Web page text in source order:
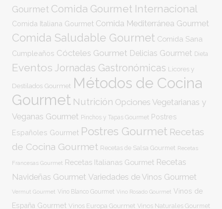
Gourmet Comida Gourmet Internacional
Comida Italiana Gourmet Comida Mediterránea Gourmet
Comida Saludable Gourmet Comida Sana
Cumpleaños Cócteles Gourmet Delicias Gourmet Dieta
Eventos Jornadas Gastronómicas Licores y
Destilados Gourmet Métodos de Cocina
Gourmet Nutrición Opciones Vegetarianas y
Veganas Gourmet Pinchos y Tapas Gourmet Postres
Españoles Gourmet Postres Gourmet Recetas
de Cocina Gourmet Recetas de Salsa Gourmet Recetas
Francesas Gourmet Recetas Italianas Gourmet Recetas
Navideñas Gourmet Variedades de Vinos Gourmet
Vermut Gourmet Vino Blanco Gourmet Vino Rosado Gourmet Vinos de
España Gourmet Vinos Europa Gourmet Vinos Naturales Gourmet